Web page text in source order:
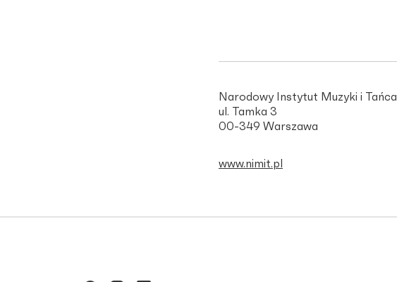
Narodowy Instytut Muzyki i Tańca
ul. Tamka 3
00-349 Warszawa
www.nimit.pl